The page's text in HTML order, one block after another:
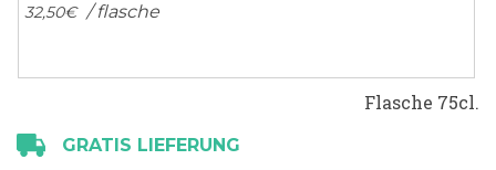
32,50€ / flasche
Flasche 75cl.
GRATIS LIEFERUNG